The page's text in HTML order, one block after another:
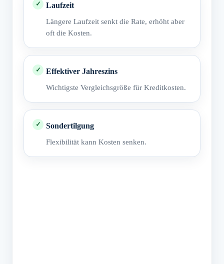
Laufzeit
Längere Laufzeit senkt die Rate, erhöht aber
oft die Kosten.
Effektiver Jahreszins
Wichtigste Vergleichsgröße für Kreditkosten.
Sondertilgung
Flexibilität kann Kosten senken.